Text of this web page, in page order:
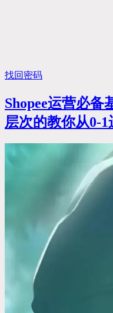
找回密码
Shopee运营必备
层次的教你从0-